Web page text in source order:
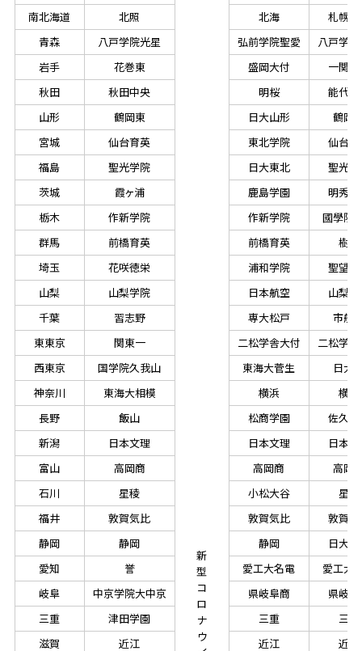
新
型
コ
ロ
ナ
ウ
南北海道
北照 北海
札幌
青森
八戸学院光星 弘前学院聖愛
八戸学
岩手
花巻東 盛岡大付
一関
秋田
秋田中央 明桜
能代
山形
鶴岡東 日大山形
鶴岡
宮城
仙台育英 東北学院
仙台
福島
聖光学院 日大東北
聖光
茨城
霞ヶ浦 鹿島学園
明秀
栃木
作新学院 作新学院
國學院
群馬
前橋育英 前橋育英
樹徳
埼玉
花咲徳栄 浦和学院
聖望
山梨
山梨学院 日本航空
山梨
千葉
習志野 専大松戸
市船
東東京
関東一 二松学舎大付
二松学
西東京
国学院久我山 東海大菅生
日大
神奈川
東海大相模 横浜
横浜
長野
飯山 松商学園
佐久
新潟
日本文理 日本文理
日本
富山
高岡商 高岡商
高岡
石川
星稜 小松大谷
星稜
福井
敦賀気比 敦賀気比
敦賀
静岡
静岡 静岡
日大
愛知
誉 愛工大名電
愛工大
岐阜
中京学院大中京 県岐阜商
県岐
三重
津田学園 三重
三重
滋賀
近江 近江
近江